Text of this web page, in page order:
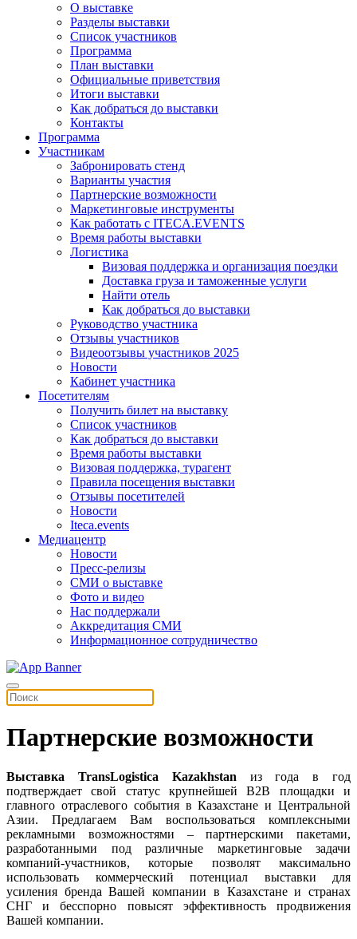
О выставке
Разделы выставки
Список участников
Программа
План выставки
Официальные приветствия
Итоги выставки
Как добраться до выставки
Контакты
Программа
Участникам
Забронировать стенд
Варианты участия
Партнерские возможности
Маркетинговые инструменты
Как работать с ITECA.EVENTS
Время работы выставки
Логистика
Визовая поддержка и организация поездки
Доставка груза и таможенные услуги
Найти отель
Как добраться до выставки
Руководство участника
Отзывы участников
Видеоотзывы участников 2025
Новости
Кабинет участника
Посетителям
Получить билет на выставку
Список участников
Как добраться до выставки
Время работы выставки
Визовая поддержка, турагент
Правила посещения выставки
Отзывы посетителей
Новости
Iteca.events
Медиацентр
Новости
Пресс-релизы
СМИ о выставке
Фото и видео
Нас поддержали
Аккредитация СМИ
Информационное сотрудничество
Партнерские возможности
Выставка TransLogistica Kazakhstan из года в год
подтверждает свой статус крупнейшей B2B площадки и
главного отраслевого события в Казахстане и Центральной
Азии. Предлагаем Вам воспользоваться комплексными
рекламными возможностями – партнерскими пакетами,
разработанными под различные маркетинговые задачи
компаний-участников, которые позволят максимально
использовать коммерческий потенциал выставки для
усиления бренда Вашей компании в Казахстане и странах
СНГ и бесспорно повысят эффективность продвижения
Вашей компании.